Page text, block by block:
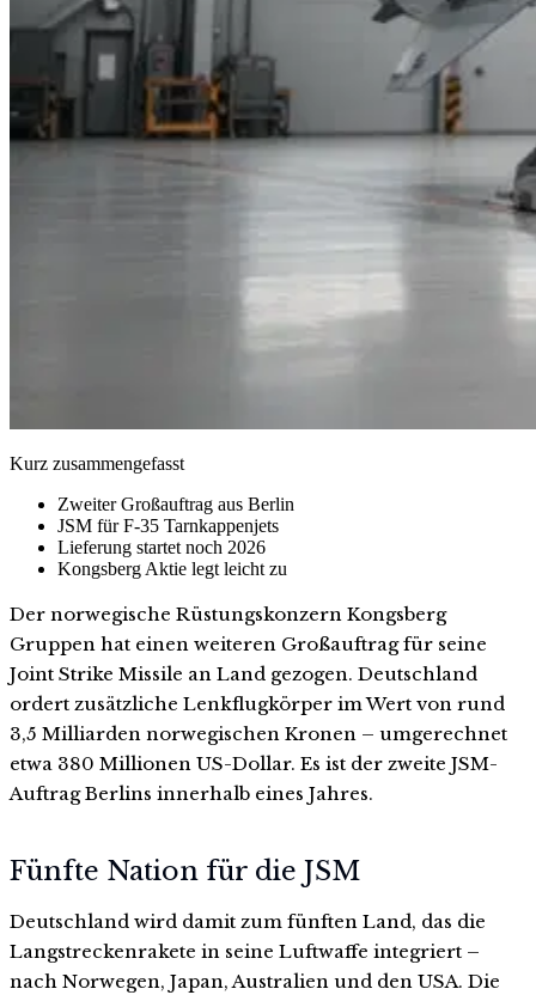
Kurz zusammengefasst
Zweiter Großauftrag aus Berlin
JSM für F-35 Tarnkappenjets
Lieferung startet noch 2026
Kongsberg Aktie legt leicht zu
Der norwegische Rüstungskonzern Kongsberg
Gruppen hat einen weiteren Großauftrag für seine
Joint Strike Missile an Land gezogen. Deutschland
ordert zusätzliche Lenkflugkörper im Wert von rund
3,5 Milliarden norwegischen Kronen – umgerechnet
etwa 380 Millionen US-Dollar. Es ist der zweite JSM-
Auftrag Berlins innerhalb eines Jahres.
Fünfte Nation für die JSM
Deutschland wird damit zum fünften Land, das die
Langstreckenrakete in seine Luftwaffe integriert –
nach Norwegen, Japan, Australien und den USA. Die